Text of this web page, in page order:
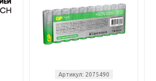
Артикул: 2075490